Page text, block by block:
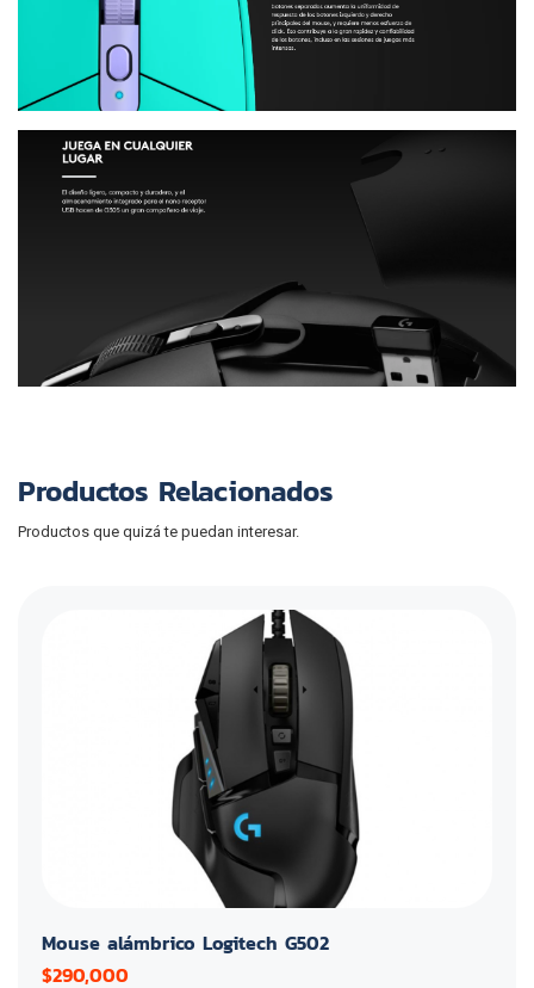
Productos Relacionados
Productos que quizá te puedan interesar.
Mouse alámbrico Logitech G502
$290,000